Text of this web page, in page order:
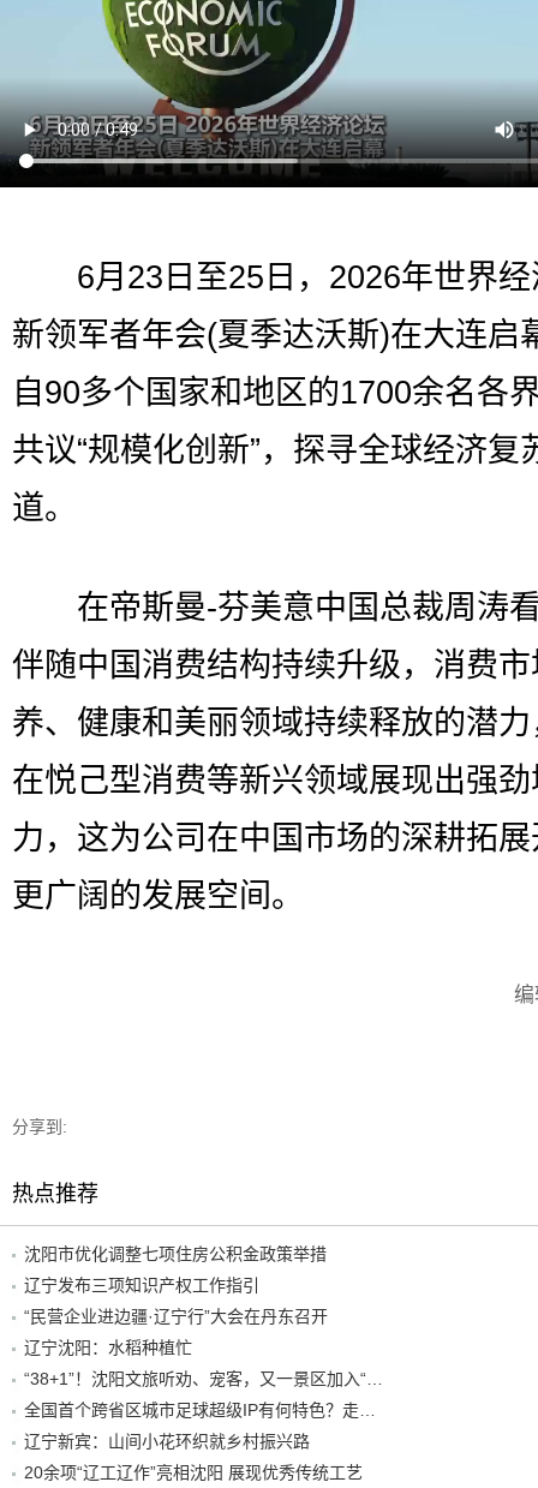
6月23日至25日，2026年世界经
新领军者年会(夏季达沃斯)在大连启
自90多个国家和地区的1700余名各
共议“规模化创新”，探寻全球经济复
道。
在帝斯曼-芬美意中国总裁周涛
伴随中国消费结构持续升级，消费
养、健康和美丽领域持续释放的潜
在悦己型消费等新兴领域展现出强
力，这为公司在中国市场的深耕拓
更广阔的发展空间。
分享到:
热点推荐
沈阳市优化调整七项住房公积金政策举措
辽宁发布三项知识产权工作指引
“民营企业进边疆·辽宁行”大会在丹东召开
辽宁沈阳：水稻种植忙
辽宁新宾：山间小花环织就乡村振兴路
20余项“辽工辽作”亮相沈阳 展现优秀传统工艺